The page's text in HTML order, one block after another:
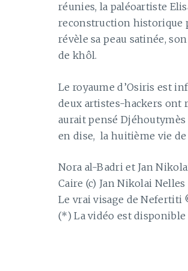
réunies, la paléoartiste
reconstruction historique
révèle sa peau satinée,
de khôl.
Le royaume d’Osiris est
deux artistes-hackers ont
aurait pensé
en dise, la huitième vie
Nora al-Badri et Jan
Caire (c) Jan Nikolai Nelles
Le vrai visage de Nefertiti
(*) La vidéo est